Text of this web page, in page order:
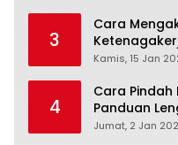
3
Cara
Panduan
Kamis, 15 Jan
4
Cara Pindah
Panduan
PANDAWA
Jumat, 2 Jan